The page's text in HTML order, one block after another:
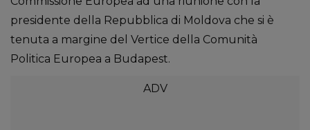
presidente della Repubblica di Moldova che si è
tenuta a margine del Vertice della Comunità
Politica Europea a Budapest.